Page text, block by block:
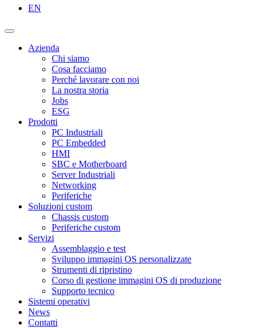
EN
Azienda
Chi siamo
Cosa facciamo
Perché lavorare con noi
La nostra storia
Jobs
ESG
Prodotti
PC Industriali
PC Embedded
HMI
SBC e Motherboard
Server Industriali
Networking
Periferiche
Soluzioni custom
Chassis custom
Periferiche custom
Servizi
Assemblaggio e test
Sviluppo immagini OS personalizzate
Strumenti di ripristino
Corso di gestione immagini OS di produzione
Supporto tecnico
Sistemi operativi
News
Contatti